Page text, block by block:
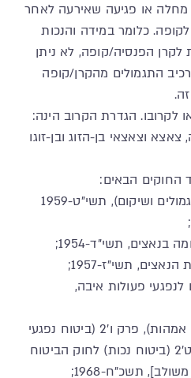
או פגיעה שאירעה לאחר
כלומר במידה והנכות
הפנסיה/קופה, לא ניתן
התגמולים מהקרן/קופה
לקרובו. הגדרת הקרוב הינה:
צאצא וצאצאי בן-הזוג ובן-זוגו
החוקים הבאים:
חוק הנכים (תגמולים ושיקום), תשי"ט-1959
בנאצים, תשי"ד-1954;
תשי"ז-1957;
פעולות איבה,
פרק ג' (ביטוח אמהות), פרק ו'2 (ביטוח נפגעי
עבודה) ופרק ט'2 (ביטוח נכות) לחוק הביטוח
תשכ"ח-1968;